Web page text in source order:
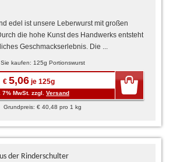
edel ist unsere Leberwurst mit großen
die hohe Kunst des Handwerks entsteht
Geschmackserlebnis. Die ...
Sie kaufen: 125g Portionswurst
€ 5,06 je 125g
MwSt. zzgl. Versand
Grundpreis: € 40,48 pro 1 kg
der Rinderschulter